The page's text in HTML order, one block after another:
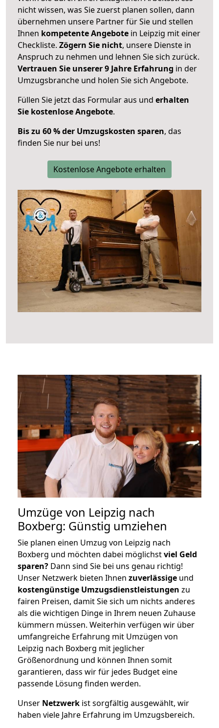
nicht wissen, was Sie zuerst planen sollen, dann
übernehmen unsere Partner für Sie und stellen
Ihnen kompetente Angebote in Leipzig mit einer
Checkliste. Zögern Sie nicht, unsere Dienste in
Anspruch zu nehmen und lehnen Sie sich zurück.
Vertrauen Sie unserer 9 Jahre Erfahrung in der
Umzugsbranche und holen Sie sich Angebote.
Füllen Sie jetzt das Formular aus und erhalten
Sie kostenlose Angebote.
Bis zu 60 % der Umzugskosten sparen, das
finden Sie nur bei uns!
Kostenlose Angebote erhalten
Umzüge von Leipzig nach
Boxberg: Günstig umziehen
Sie planen einen Umzug von Leipzig nach
Boxberg und möchten dabei möglichstviel Geld
sparen? Dann sind Sie bei uns genau richtig!
Unser Netzwerk bieten Ihnen zuverlässige und
kostengünstige Umzugsdienstleistungen zu
fairen Preisen, damit Sie sich um nichts anderes
als die wichtigen Dinge in Ihrem neuen Zuhause
kümmern müssen. Weiterhin verfügen wir über
umfangreiche Erfahrung mit Umzügen von
Leipzig nach Boxberg mit jeglicher
Größenordnung und können Ihnen somit
garantieren, dass wir für jedes Budget eine
passende Lösung finden werden.
Unser Netzwerk ist sorgfältig ausgewählt, wir
haben viele Jahre Erfahrung im Umzugsbereich.